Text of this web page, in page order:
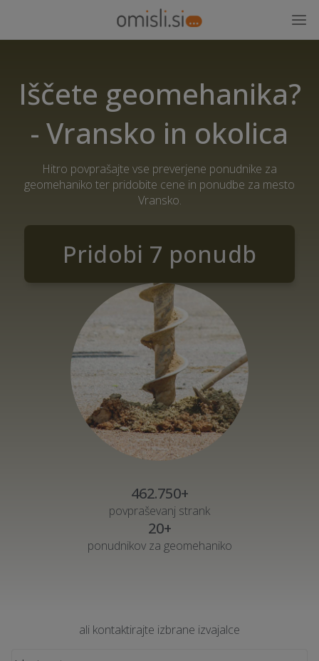
Iščete geomehanika?
- Vransko in okolica
Hitro povprašajte vse preverjene ponudnike za
geomehaniko ter pridobite cene in ponudbe za mesto
Vransko.
Pridobi 7 ponudb
462.750+
povpraševanj strank
20+
ponudnikov za geomehaniko
ali kontaktirajte izbrane izvajalce